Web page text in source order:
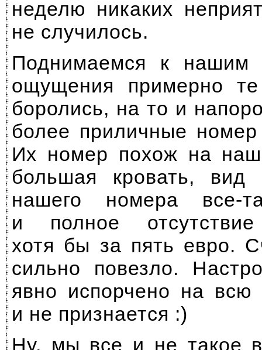
неделю никаких
не случилось.
Поднимаемся к нашим
ощущения примерно
боролись, на то и
более приличные
Их номер похож на
большая кровать,
нашего номера все-
и полное отсутствие
хотя бы за пять евро.
сильно повезло.
явно испорчено на всю
и не признается :)
Ну, мы все и не такое